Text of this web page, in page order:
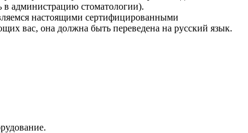
в администрацию стоматологии).
настоящими сертифицированными
вас, она должна быть переведена на русский язык.